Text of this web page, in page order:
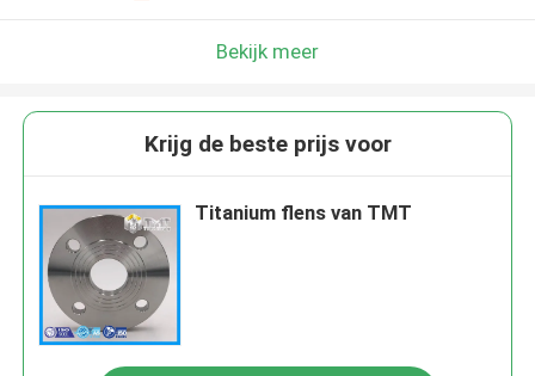
Bekijk meer
Krijg de beste prijs voor
Titanium flens van TMT